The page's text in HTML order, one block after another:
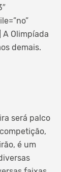
A Olimpíada
demais.
será palco
é um